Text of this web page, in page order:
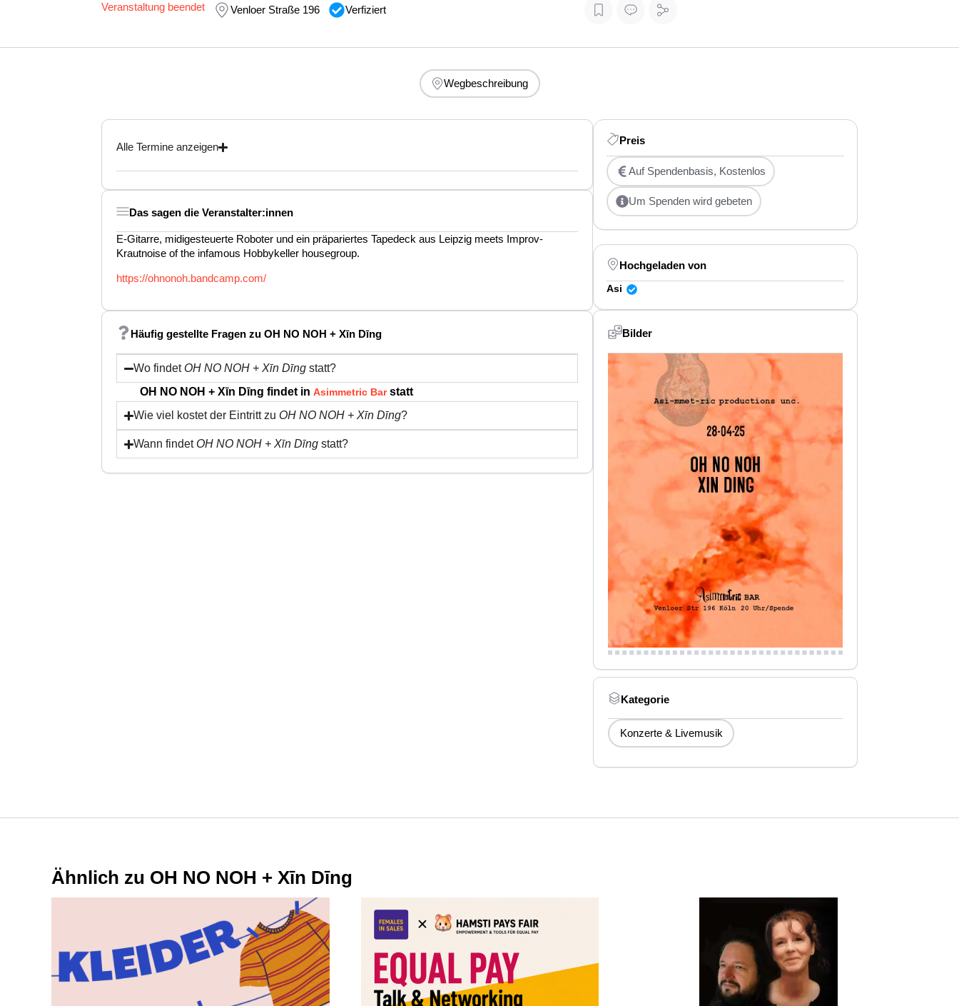
Veranstaltung beendet Venloer Straße 196 Verfiziert
Wegbeschreibung
Alle Termine anzeigen
Das sagen die Veranstalter:innen
E-Gitarre, midigesteuerte Roboter und ein präpariertes Tapedeck aus Leipzig meets Improv-
Krautnoise of the infamous Hobbykeller housegroup.
https://ohnonoh.bandcamp.com/
Häufig gestellte Fragen zu OH NO NOH + Xīn Dīng
Wo findet OH NO NOH + Xīn Dīng statt?
OH NO NOH + Xīn Dīng findet in Asimmetric Barstatt
Wie viel kostet der Eintritt zu OH NO NOH + Xīn Dīng?
Wann findet OH NO NOH + Xīn Dīng statt?
Preis
Auf Spendenbasis, Kostenlos
Um Spenden wird gebeten
Hochgeladen von
Asi
Bilder
Kategorie
Konzerte & Livemusik
Ähnlich zu OH NO NOH + Xīn Dīng